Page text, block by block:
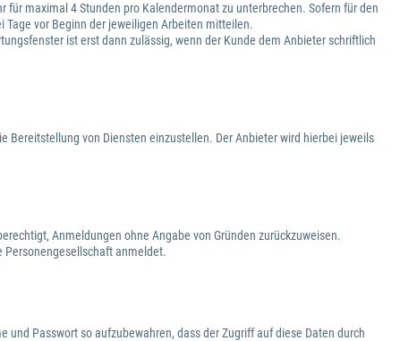
maximal 4 Stunden pro Kalendermonat zu unterbrechen. Sofern für den
Tage vor Beginn der jeweiligen Arbeiten mitteilen.
ist erst dann zulässig, wenn der Kunde dem Anbieter schriftlich
von Diensten einzustellen. Der Anbieter wird hierbei jeweils
Anmeldungen ohne Angabe von Gründen zurückzuweisen.
Personengesellschaft anmeldet.
Passwort so aufzubewahren, dass der Zugriff auf diese Daten durch